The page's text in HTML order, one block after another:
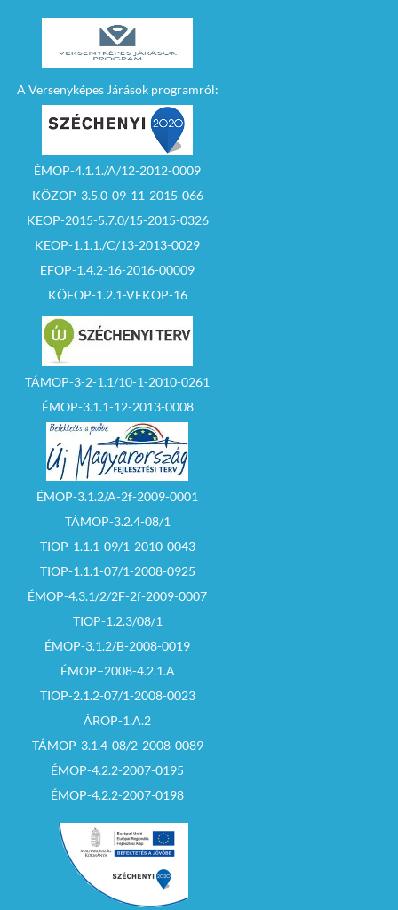
A Versenyképes Járások programról:
ÉMOP-4.1.1./A/12-2012-0009
KÖZOP-3.5.0-09-11-2015-066
KEOP-2015-5.7.0/15-2015-0326
KEOP-1.1.1./C/13-2013-0029
EFOP-1.4.2-16-2016-00009
KÖFOP-1.2.1-VEKOP-16
TÁMOP-3-2-1.1/10-1-2010-0261
ÉMOP-3.1.1-12-2013-0008
ÉMOP-3.1.2/A-2f-2009-0001
TÁMOP-3.2.4-08/1
TIOP-1.1.1-09/1-2010-0043
TIOP-1.1.1-07/1-2008-0925
ÉMOP-4.3.1/2/2F-2f-2009-0007
TIOP-1.2.3/08/1
ÉMOP-3.1.2/B-2008-0019
ÉMOP–2008-4.2.1.A
TIOP-2.1.2-07/1-2008-0023
ÁROP-1.A.2
TÁMOP-3.1.4-08/2-2008-0089
ÉMOP-4.2.2-2007-0195
ÉMOP-4.2.2-2007-0198